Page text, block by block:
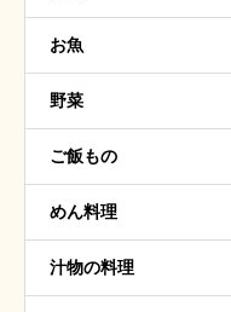
お魚
野菜
ご飯もの
めん料理
汁物の料理